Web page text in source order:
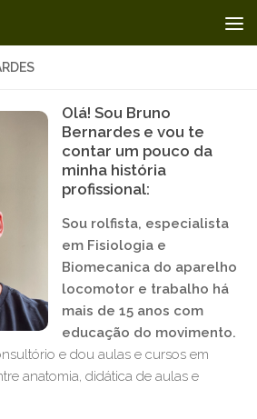
Olá! Sou Bruno
Bernardes e vou te
contar um pouco da
minha história
profissional:
Sou rolfista, especialista
em Fisiologia e
Biomecanica do aparelho
locomotor e trabalho há
mais de 15 anos com
educação do movimento.
e dou aulas e cursos em
anatomia, didática de aulas e